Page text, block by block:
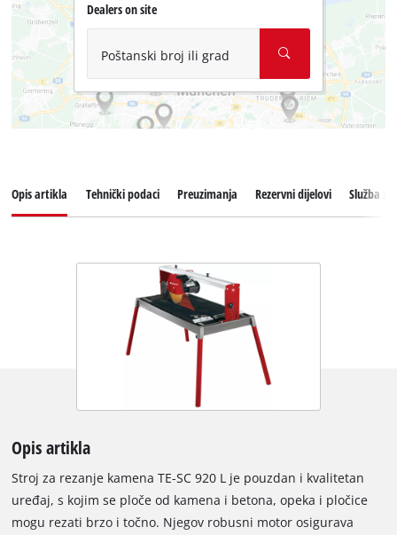
Dealers on site
Poštanski broj ili grad
Opis artikla Tehnički podaci Preuzimanja Rezervni dijelovi Služba
Opis artikla
Stroj za rezanje kamena TE-SC 920 L je pouzdan i kvalitetan
uređaj, s kojim se ploče od kamena i betona, opeka i pločice
mogu rezati brzo i točno. Njegov robusni motor osigurava